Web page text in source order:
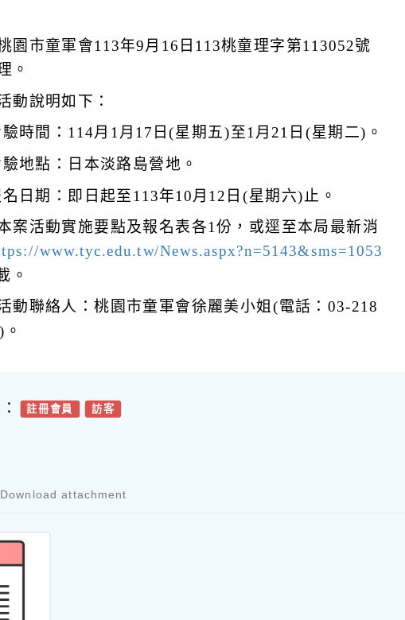
園市童軍會113年9月16日113桃童理字第113052號
。
動說明如下：
驗時間：114月1月17日(星期五)至1月21日(星期二)。
驗地點：日本淡路島營地。
日期：即日起至113年10月12日(星期六)止。
案活動實施要點及報名表各1份，或逕至本局最新消
www.tyc.edu.tw/News.aspx?n=5143&sms=1053
。
動聯絡人：桃園市童軍會徐麗美小姐(電話：03-218
註冊會員 訪客
Download attachment